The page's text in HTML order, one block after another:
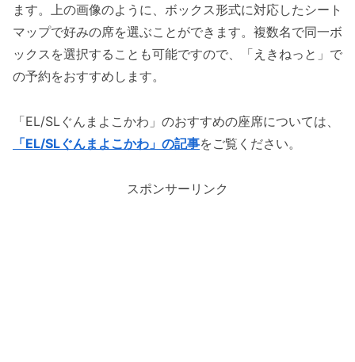
ます。上の画像のように、ボックス形式に対応したシート
マップで好みの席を選ぶことができます。複数名で同一ボ
ックスを選択することも可能ですので、「えきねっと」で
の予約をおすすめします。
「EL/SLぐんまよこかわ」のおすすめの座席については、
「EL/SLぐんまよこかわ」の記事をご覧ください。
スポンサーリンク